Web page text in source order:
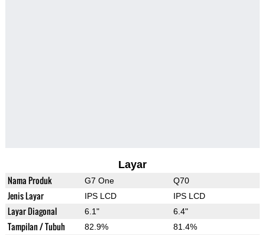
Layar
Nama Produk G7 One Q70
Jenis Layar IPS LCD IPS LCD
Layar Diagonal 6.1" 6.4"
Tampilan / Tubuh 82.9% 81.4%